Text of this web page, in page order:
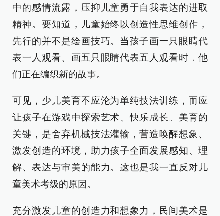
中的感情流露，压抑儿童勇于自我表达的进取
精神。要知道，儿童始终以创造性思维创作，
先行的并不是绘画技巧。当孩子画一只眼睛代
表一人观看、画五只眼睛代表五人观看时，他
们正在编织新的故事。
可见，少儿美育不应沦为单纯技法训练，而应
让孩子在游戏中探索艺术、快乐成长。美育的
关键，是舍弃机械技法灌输，营造唤醒想象、
激发创造的环境，助力孩子全面发展感知、理
解、表达与审美的能力。这也是我一直反对儿
童美术考级的原因。
充分激发儿童的创造力和想象力，民间美术是